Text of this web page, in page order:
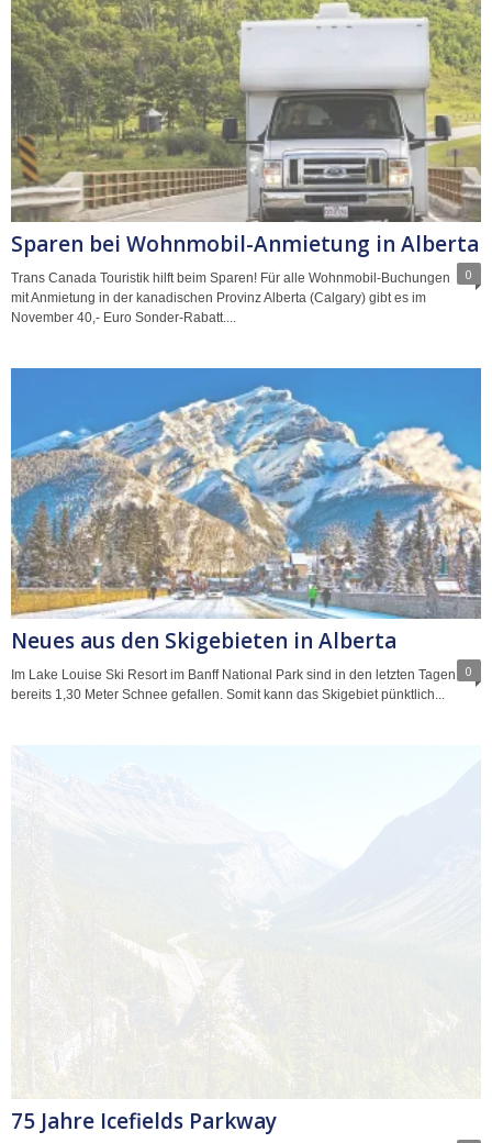
Sparen bei Wohnmobil-Anmietung in Alberta
0
Trans Canada Touristik hilft beim Sparen! Für alle Wohnmobil-Buchungen
mit Anmietung in der kanadischen Provinz Alberta (Calgary) gibt es im
November 40,- Euro Sonder-Rabatt....
Neues aus den Skigebieten in Alberta
0
Im Lake Louise Ski Resort im Banff National Park sind in den letzten Tagen
bereits 1,30 Meter Schnee gefallen. Somit kann das Skigebiet pünktlich...
75 Jahre Icefields Parkway